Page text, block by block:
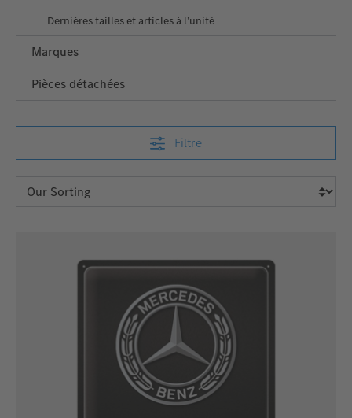
Dernières tailles et articles à l’unité
Marques
Pièces détachées
Filtre